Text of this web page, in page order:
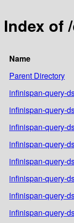
Index of
Name
Parent Directory
infinispan-query-
infinispan-query-
infinispan-query-
infinispan-query-
infinispan-query-
infinispan-query-
infinispan-query-
infinispan-query-